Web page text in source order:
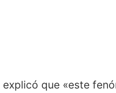
explicó que «este